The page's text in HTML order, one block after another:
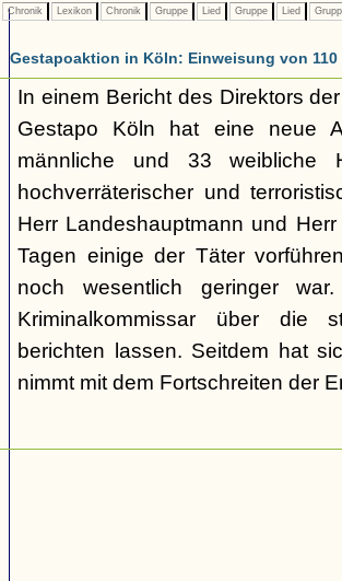
Chronik Lexikon Chronik Gruppe Lied Gruppe Lied
Gestapoaktion in Köln: Einweisung von
In einem Bericht des Direktors
Gestapo Köln hat eine neue
männliche und 33 weibliche
hochverräterischer und
Herr Landeshauptmann und
Tagen einige der Täter
noch wesentlich geringer
Kriminalkommissar über die
berichten lassen. Seitdem hat
nimmt mit dem Fortschreiten der